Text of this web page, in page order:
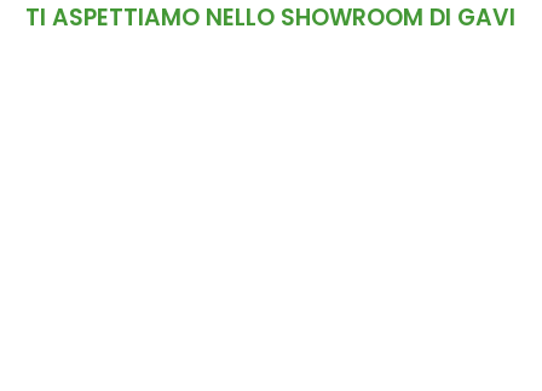
TI ASPETTIAMO NELLO SHOWROOM DI GAVI